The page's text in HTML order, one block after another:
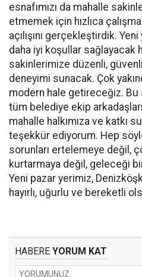
esnafımızı da mahalle
etmemek için hızlıca
açılışını gerçekleştirdik.
daha iyi koşullar sağlayacak
sakinlerimize düzenli,
deneyimi sunacak. Çok
modern hale getireceğiz.
tüm belediye ekip
mahalle halkımıza ve katkı
teşekkür ediyorum. Hep
sorunları ertelemeye değil,
kurtarmaya değil, geleceği
Yeni pazar yerimiz,
hayırlı, uğurlu ve bereketli
HABERE YORUM KAT